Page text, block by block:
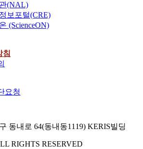
(NAL)
보포털(CRE)
(ScienceON)
침
요청
동내로 64(동내동1119) KERIS빌딩
RIGHTS RESERVED